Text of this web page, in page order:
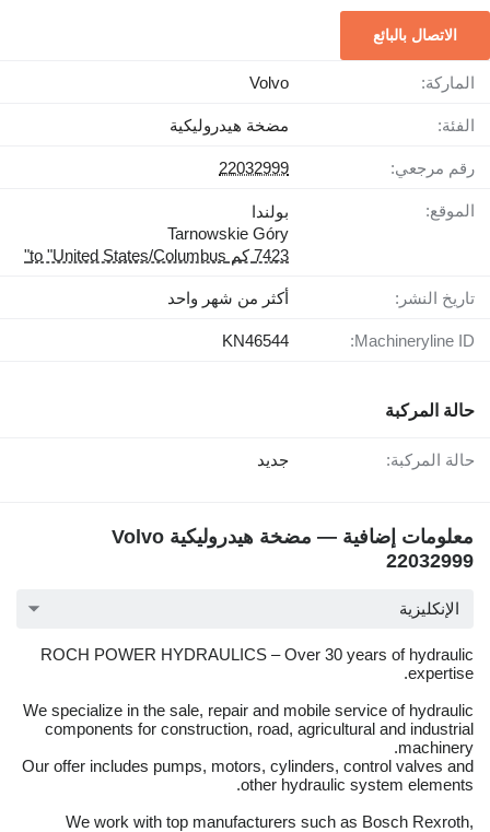
الاتصال بالبائع
الماركة: Volvo
الفئة: مضخة هيدروليكية
رقم مرجعي: 22032999
الموقع:
بولندا
Tarnowskie Góry
7423 كم to "United States/Columbus"
تاريخ النشر: أكثر من شهر واحد
Machineryline ID:
KN46544
حالة المركبة
حالة المركبة: جديد
معلومات إضافية — مضخة هيدروليكية Volvo
22032999
الإنكليزية
ROCH POWER HYDRAULICS – Over 30 years of hydraulic
expertise.
We specialize in the sale, repair and mobile service of hydraulic
components for construction, road, agricultural and industrial
machinery.
Our offer includes pumps, motors, cylinders, control valves and
other hydraulic system elements.
We work with top manufacturers such as Bosch Rexroth,